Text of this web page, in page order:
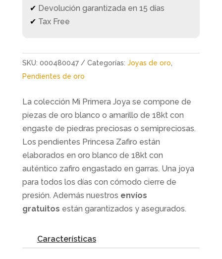
✔ Devolución garantizada en 15 días
✔ Tax Free
SKU: 000480047 Categorías: Joyas de oro
Pendientes de oro
La colección Mi Primera Joya se compone de
piezas de oro blanco o amarillo de 18kt con
engaste de piedras preciosas o semipreciosas.
Los pendientes Princesa Zafiro están
elaborados en oro blanco de 18kt con
auténtico zafiro engastado en garras. Una joya
para todos los días con cómodo cierre de
presión. Además nuestros envíos
gratuitos están garantizados y asegurados.
Características